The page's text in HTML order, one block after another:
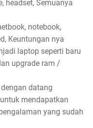
headset, Semuanya
notebook,
Keuntungan nya
laptop seperti baru
upgrade ram /
datang
mendapatkan
yang sudah